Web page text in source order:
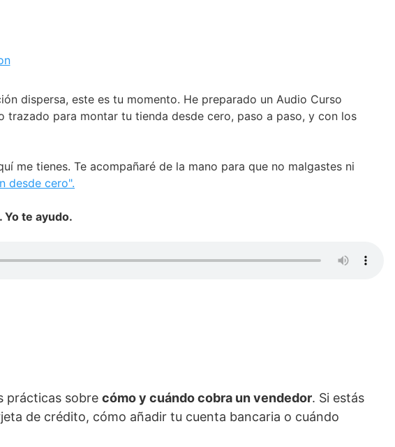
dispersa, este es tu momento. He preparado un Audio Curso
trazado para montar tu tienda desde cero, paso a paso, y con los
tienes. Te acompañaré de la mano para que no malgastes ni
desde cero".
Yo te ayudo.
prácticas sobre cómo y cuándo cobra un vendedor. Si estás
de crédito, cómo añadir tu cuenta bancaria o cuándo